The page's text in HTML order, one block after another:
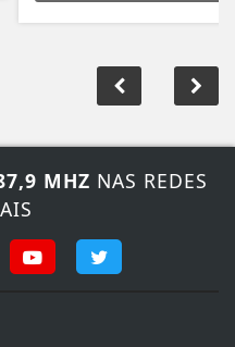
MHZ NAS REDES